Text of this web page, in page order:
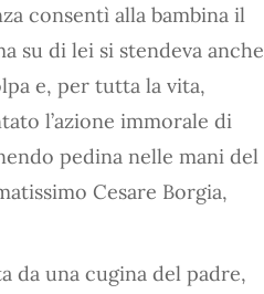
consentì alla bambina il
su di lei si stendeva anche
e, per tutta la vita,
l’azione immorale di
pedina nelle mani del
Cesare Borgia,
da una cugina del padre,